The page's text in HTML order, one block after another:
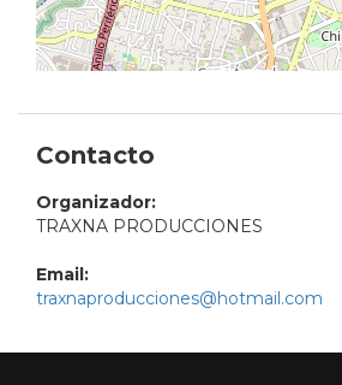
Contacto
Organizador:
TRAXNA PRODUCCIONES
Email:
traxnaproducciones@hotmail.com